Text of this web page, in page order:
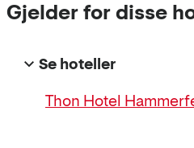
Gjelder for disse
Se hoteller
Thon Hotel